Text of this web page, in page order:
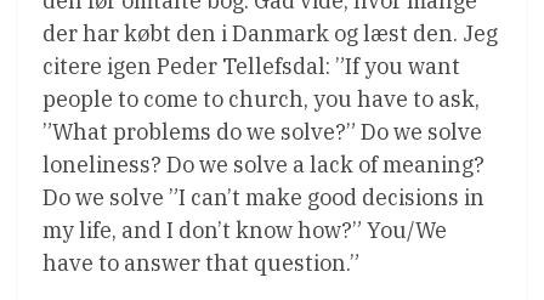
der har købt den i Danmark og læst den. Jeg
citere igen Peder Tellefsdal: ”If you want
people to come to church, you have to ask,
”What problems do we solve?” Do we solve
loneliness? Do we solve a lack of meaning?
Do we solve ”I can’t make good decisions in
my life, and I don’t know how?” You/We
have to answer that question.”